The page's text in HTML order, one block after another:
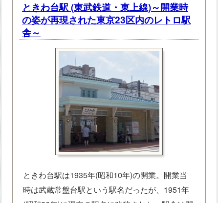
ときわ台駅 (東武鉄道・東上線)～開業時
の姿が再現された東京23区内のレトロ駅
舎～
ときわ台駅は1935年(昭和10年)の開業。開業当
時は武蔵常盤台駅という駅名だったが、1951年